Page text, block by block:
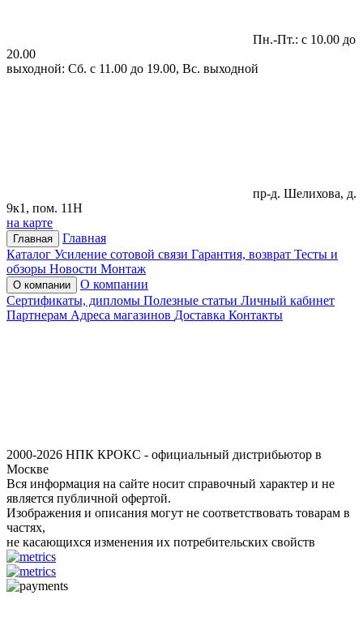
Пн.-Пт.: с 10.00 до
20.00
выходной: Сб. с 11.00 до 19.00, Вс. выходной
пр-д. Шелихова, д.
9к1, пом. 11Н
на карте
Главная
Главная
Каталог Усиление сотовой связи Гарантия, возврат Тесты и
обзоры Новости Монтаж
О компании
О компании
Сертификаты, дипломы Полезные статьи Личный кабинет
Партнерам Адреса магазинов Доставка Контакты
2000-2026 НПК КРОКС - официальный дистрибьютор в
Москве
Вся информация на сайте носит справочный характер и не
является публичной офертой.
Изображения и описания могут не соответствовать товарам в
частях,
не касающихся изменения их потребительских свойств